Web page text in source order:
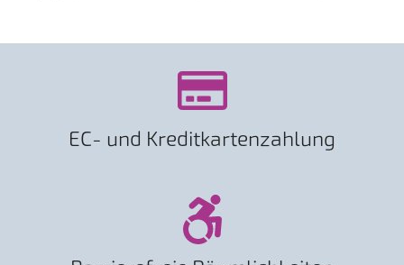
EC- und Kreditkartenzahlung